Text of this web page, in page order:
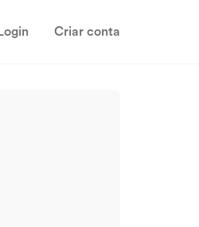
Login Criar conta